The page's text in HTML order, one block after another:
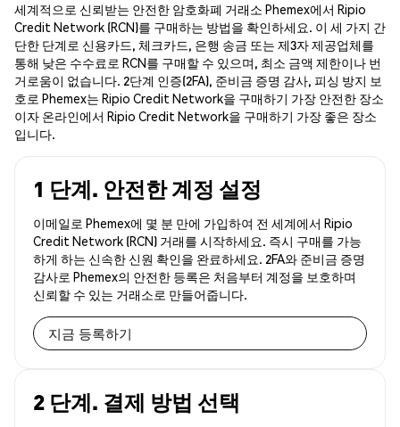
세계적으로 신뢰받는 안전한 암호화폐 거래소 Phemex에서 Ripio
Credit Network (RCN)를 구매하는 방법을 확인하세요. 이 세 가지 간
단한 단계로 신용카드, 체크카드, 은행 송금 또는 제3자 제공업체를
통해 낮은 수수료로 RCN를 구매할 수 있으며, 최소 금액 제한이나 번
거로움이 없습니다. 2단계 인증(2FA), 준비금 증명 감사, 피싱 방지 보
호로 Phemex는 Ripio Credit Network을 구매하기 가장 안전한 장소
이자 온라인에서 Ripio Credit Network을 구매하기 가장 좋은 장소
입니다.
1 단계. 안전한 계정 설정
이메일로 Phemex에 몇 분 만에 가입하여 전 세계에서 Ripio
Credit Network (RCN) 거래를 시작하세요. 즉시 구매를 가능
하게 하는 신속한 신원 확인을 완료하세요. 2FA와 준비금 증명
감사로 Phemex의 안전한 등록은 처음부터 계정을 보호하며
신뢰할 수 있는 거래소로 만들어줍니다.
지금 등록하기
2 단계. 결제 방법 선택